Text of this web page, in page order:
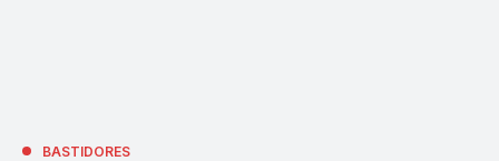
BASTIDORES